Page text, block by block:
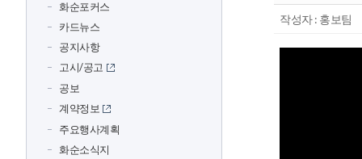
화순포커스
카드뉴스
공지사항
고시/공고
공보
계약정보
주요행사계획
화순소식지
작성자 : 홍보팀